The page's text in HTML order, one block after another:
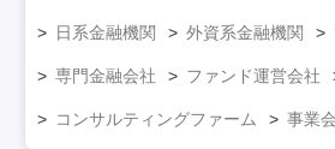
日系金融機関 外資系金融機関
専門金融会社 ファンド運営会社
コンサルティングファーム 事業